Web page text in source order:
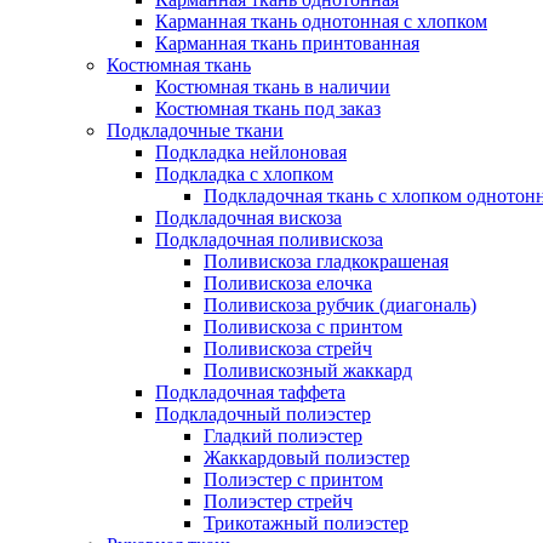
Карманная ткань однотонная с хлопком
Карманная ткань принтованная
Костюмная ткань
Костюмная ткань в наличии
Костюмная ткань под заказ
Подкладочные ткани
Подкладка нейлоновая
Подкладка с хлопком
Подкладочная ткань с хлопком
Подкладочная вискоза
Подкладочная поливискоза
Поливискоза гладкокрашеная
Поливискоза елочка
Поливискоза рубчик (диагональ)
Поливискоза с принтом
Поливискоза стрейч
Поливискозный жаккард
Подкладочная таффета
Подкладочный полиэстер
Гладкий полиэстер
Жаккардовый полиэстер
Полиэстер с принтом
Полиэстер стрейч
Трикотажный полиэстер